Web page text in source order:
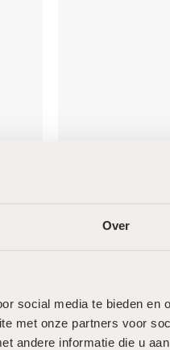
Over
social media te bieden en
met onze partners voor
andere informatie die u
Forlle’d Hyalogy
€92,50